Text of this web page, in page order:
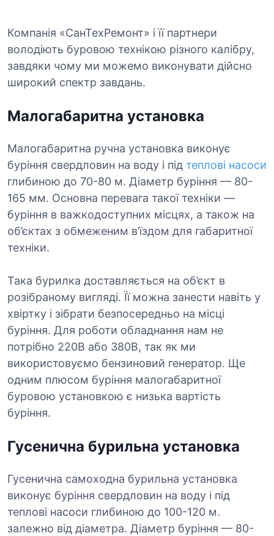
Компанія «СанТехРемонт» і її партнери
володіють буровою технікою різного калібру,
завдяки чому ми можемо виконувати дійсно
широкий спектр завдань.
Малогабаритна установка
Малогабаритна ручна установка виконує
буріння свердловин на воду і під теплові насоси
глибиною до 70-80 м. Діаметр буріння — 80-
165 мм. Основна перевага такої техніки —
буріння в важкодоступних місцях, а також на
об’єктах з обмеженим в’їздом для габаритної
техніки.
Така бурилка доставляється на об’єкт в
розібраному вигляді. Її можна занести навіть у
хвіртку і зібрати безпосередньо на місці
буріння. Для роботи обладнання нам не
потрібно 220В або 380В, так як ми
використовуємо бензиновий генератор. Ще
одним плюсом буріння малогабаритної
буровою установкою є низька вартість
буріння.
Гусенична бурильна установка
Гусенична самоходна бурильна установка
виконує буріння свердловин на воду і під
теплові насоси глибиною до 100-120 м.
залежно від діаметра. Діаметр буріння — 80-